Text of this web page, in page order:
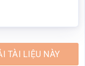
TÀI LIỆU NÀY